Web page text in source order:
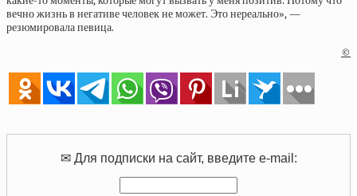
вечно жизнь в негативе человек не может. Это нереально», —
резюмировала певица.
©
✉ Для подписки на сайт, введите e-mail: